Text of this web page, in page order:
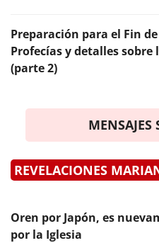
Preparación para el Fin
Profecías y detalles sobre
(parte 2)
MENSAJES
REVELACIONES
Oren por Japón, es
por la Iglesia